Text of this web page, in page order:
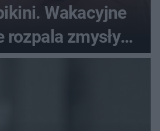
Wakacyjne
rozpala zmysły
fanów